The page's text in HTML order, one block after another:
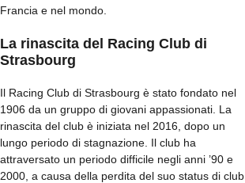
Francia e nel mondo.
La rinascita del Racing Club di
Strasbourg
Il Racing Club di Strasbourg è stato fondato nel
1906 da un gruppo di giovani appassionati. La
rinascita del club è iniziata nel 2016, dopo un
lungo periodo di stagnazione. Il club ha
attraversato un periodo difficile negli anni ’90 e
2000, a causa della perdita del suo status di club